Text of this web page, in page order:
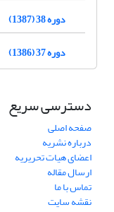
دوره 38 (1387)
دوره 37 (1386)
دسترسی سریع
صفحه اصلی
درباره نشریه
اعضای هیات تحریریه
ارسال مقاله
تماس با ما
نقشه سایت